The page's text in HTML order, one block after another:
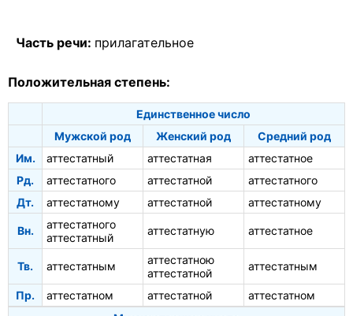
Часть речи: прилагательное
Положительная степень:
Единственное число
Мужской род
Женский род
Средний род
Им.
аттестатный аттестатная
аттестатное
Рд.
аттестатного аттестатной
аттестатного
Дт.
аттестатному аттестатной аттестатному
Вн.
аттестатного
аттестатный
аттестатную аттестатное
Тв. аттестатным
аттестатною
аттестатной
аттестатным
Пр. аттестатном аттестатной
аттестатном